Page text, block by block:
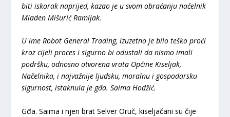
biti iskorak naprijed, kazao je u svom obraćanju načelnik
Mladen Mišurić Ramljak.
U ime Robot General Trading, izuzetno je bilo teško proći
kroz cijeli proces i sigurno bi odustali da nismo imali
podršku, odnosno otvorena vrata Općine Kiseljak,
Načelnika, i najvažnije ljudsku, moralnu i gospodarsku
sigurnost, istaknula je gđa. Saima Hodžić.
Gđa. Saima i njen brat Selver Oruč, kiseljačani su čije